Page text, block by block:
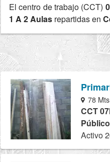
El centro de trabajo (CCT)
1 A 2 Aulas repartidas en
78 Mts
CCT
Activo